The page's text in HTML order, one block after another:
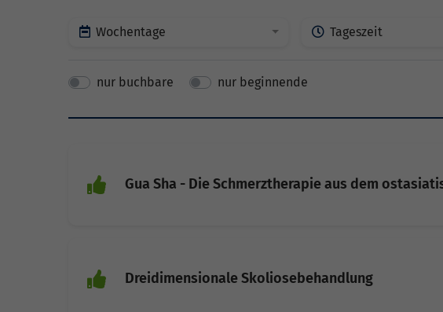
Wochentage Tageszeit
nur buchbare nur beginnende
Gua Sha - Die Schmerztherapie aus dem
Dreidimensionale Skoliosebehandlung